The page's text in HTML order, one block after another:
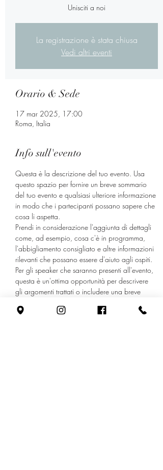
Unisciti a noi
La registrazione è stata chiusa
Vedi altri eventi
Orario & Sede
17 mar 2025, 17:00
Roma, Italia
Info sull'evento
Questa è la descrizione del tuo evento. Usa
questo spazio per fornire un breve sommario
del tuo evento e qualsiasi ulteriore informazione
in modo che i partecipanti possano sapere che
cosa li aspetta.
Prendi in considerazione l'aggiunta di dettagli
come, ad esempio, cosa c'è in programma,
l'abbigliamento consigliato e altre informazioni
rilevanti che possano essere d'aiuto agli ospiti.
Per gli speaker che saranno presenti all'evento,
questa è un'ottima opportunità per descrivere
gli argomenti trattati o includere una breve
un'audience specifica, assicurati di farlo noto